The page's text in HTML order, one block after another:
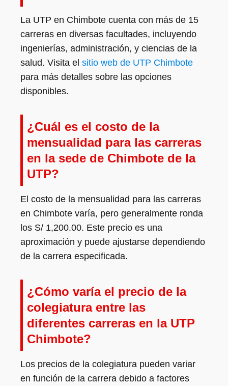
La UTP en Chimbote cuenta con más de 15
carreras en diversas facultades, incluyendo
ingenierías, administración, y ciencias de la
salud. Visita el sitio web de UTP Chimbote
para más detalles sobre las opciones
disponibles.
¿Cuál es el costo de la
mensualidad para las carreras
en la sede de Chimbote de la
UTP?
El costo de la mensualidad para las carreras
en Chimbote varía, pero generalmente ronda
los S/ 1,200.00. Este precio es una
aproximación y puede ajustarse dependiendo
de la carrera especificada.
¿Cómo varía el precio de la
colegiatura entre las
diferentes carreras en la UTP
Chimbote?
Los precios de la colegiatura pueden variar
en función de la carrera debido a factores